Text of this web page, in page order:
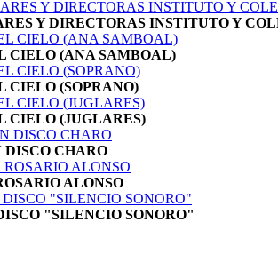
Y DIRECTORAS INSTITUTO Y
CIELO (ANA SAMBOAL)
CIELO (SOPRANO)
CIELO (JUGLARES)
DISCO CHARO
ALONSO
"SILENCIO SONORO"